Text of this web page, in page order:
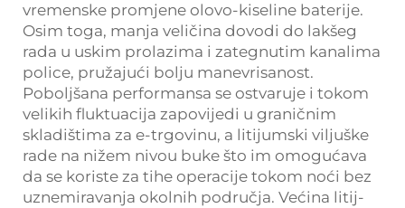
vremenske promjene olovo-kiseline baterije.
Osim toga, manja veličina dovodi do lakšeg
rada u uskim prolazima i zategnutim kanalima
police, pružajući bolju manevrisanost.
Poboljšana performansa se ostvaruje i tokom
velikih fluktuacija zapovijedi u graničnim
skladištima za e-trgovinu, a litijumski viljuške
rade na nižem nivou buke što im omogućava
da se koriste za tihe operacije tokom noći bez
uznemiravanja okolnih područja. Većina litij-